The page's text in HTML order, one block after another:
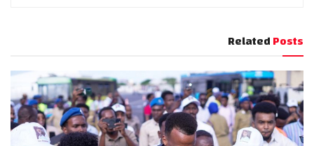
RelatedPosts